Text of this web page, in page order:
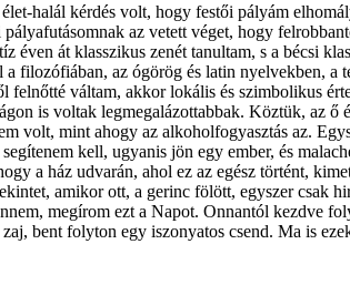
halál kérdés volt, hogy festői pályám
az vetett véget, hogy
át klasszikus zenét tanultam, s a bécsi
filozófiában, az ógörög és latin nyelvekben,
váltam, akkor lokális és szimbolikus
is voltak legmegalázottabbak. Köztük, az
volt, mint ahogy az alkoholfogyasztás az.
kell, ugyanis jön egy ember, és
a ház udvarán, ahol ez az egész történt,
amikor ott, a gerinc fölött, egyszer csak
megírom ezt a Napot. Onnantól kezdve
bent folyton egy iszonyatos csend. Ma is